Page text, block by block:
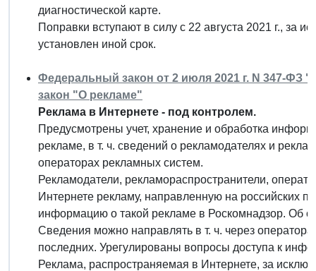
диагностической карте.
Поправки вступают в силу с 22 августа 2021 г., за
установлен иной срок.
Федеральный закон от 2 июля 2021 г. N 347-ФЗ
закон "О рекламе"
Реклама в Интернете - под контролем.
Предусмотрены учет, хранение и обработка
рекламе, в т. ч. сведений о рекламодателях и
операторах рекламных систем.
Рекламодатели, рекламораспространители,
Интернете рекламу, направленную на российских
информацию о такой рекламе в Роскомнадзор. Об
Сведения можно направлять в т. ч. через
последних. Урегулированы вопросы доступа к
Реклама, распространяемая в Интернете, за